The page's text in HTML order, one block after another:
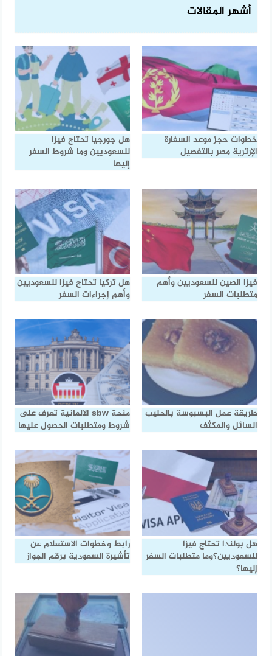
أشهر المقالات
خطوات حجز موعد السفارة
الإرترية مصر بالتفصيل
هل جورجيا تحتاج فيزا
للسعوديين وما شروط السفر
إليها
فيزا الصين للسعوديين وأهم
متطلبات السفر
هل تركيا تحتاج فيزا للسعوديين
وأهم إجراءات السفر
طريقة عمل البسبوسة بالحليب
السائل والمكثف
منحة sbw الالمانية تعرف على
شروط ومتطلبات الحصول عليها
هل بولندا تحتاج فيزا
للسعوديين؟وما متطلبات السفر
إليها؟
رابط وخطوات الاستعلام عن
تأشيرة السعودية برقم الجواز